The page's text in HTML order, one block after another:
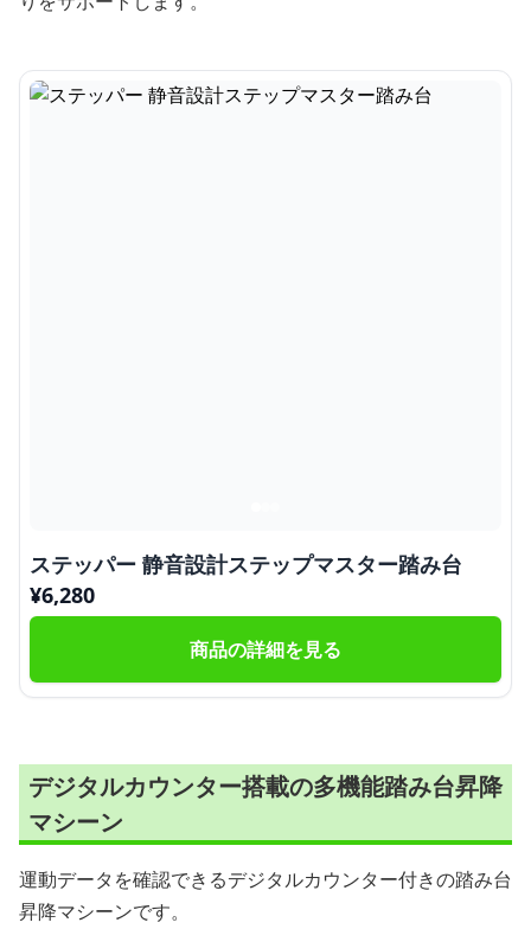
ステッパー 静音設計ステップマスター踏み台
¥6,280
商品の詳細を見る
デジタルカウンター搭載の多機能踏み台昇降
マシーン
運動データを確認できるデジタルカウンター付きの踏み台
昇降マシーンです。